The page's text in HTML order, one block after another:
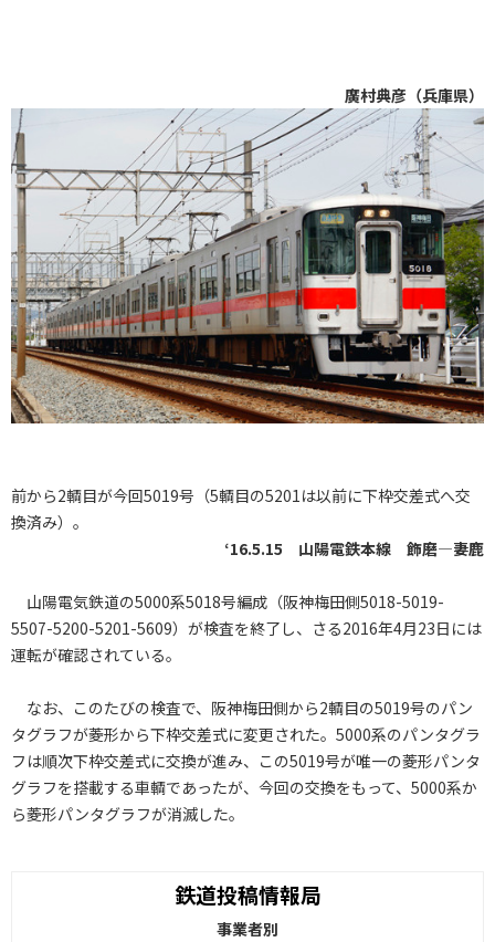
廣村典彦（兵庫県）
前から2輌目が今回5019号（5輌目の5201は以前に下枠交差式へ交
換済み）。
‘16.5.15 山陽電鉄本線 飾磨―妻鹿
山陽電気鉄道の5000系5018号編成（阪神梅田側5018-5019-
5507-5200-5201-5609）が検査を終了し、さる2016年4月23日には
運転が確認されている。
なお、このたびの検査で、阪神梅田側から2輌目の5019号のパン
タグラフが菱形から下枠交差式に変更された。5000系のパンタグラ
フは順次下枠交差式に交換が進み、この5019号が唯一の菱形パンタ
グラフを搭載する車輌であったが、今回の交換をもって、5000系か
ら菱形パンタグラフが消滅した。
鉄道投稿情報局
事業者別